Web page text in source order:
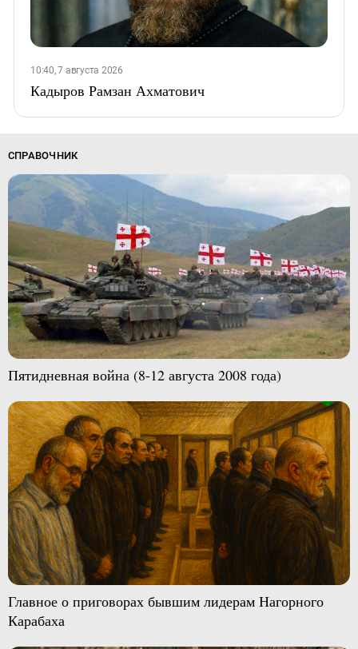
10:40, 7 августа 2026
Кадыров Рамзан Ахматович
СПРАВОЧНИК
Пятидневная война (8-12 августа 2008 года)
Главное о приговорах бывшим лидерам Нагорного
Карабаха